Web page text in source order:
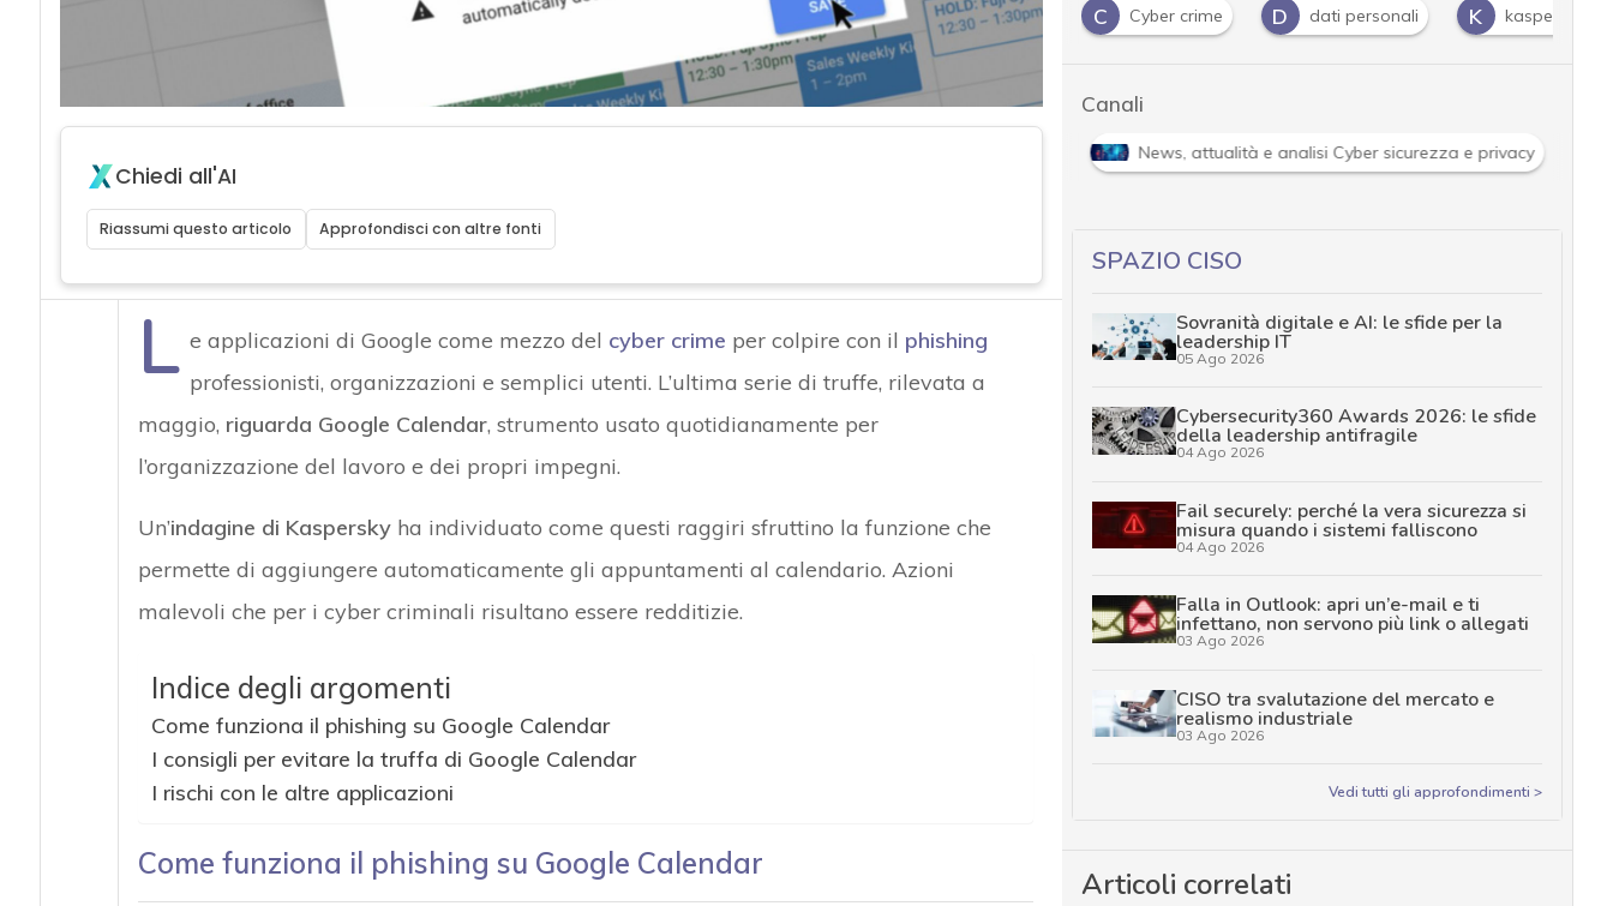
Chiedi all'AI
Riassumi questo articolo Approfondisci con altre fonti
L e applicazioni di Google come mezzo del cyber crime per colpire con il phishing
professionisti, organizzazioni e semplici utenti. L’ultima serie di truffe, rilevata a
maggio, riguarda Google Calendar, strumento usato quotidianamente per
l’organizzazione del lavoro e dei propri impegni.
Un’indagine di Kasperskyha individuato come questi raggiri sfruttino la funzione che
permette di aggiungere automaticamente gli appuntamenti al calendario. Azioni
malevoli che per i cyber criminali risultano essere redditizie.
Indice degli argomenti
Come funziona il phishing su Google Calendar
I consigli per evitare la truffa di Google Calendar
I rischi con le altre applicazioni
Come funziona il phishing su Google Calendar
A
Applicazioni C Cyber crime D dati personali K kaspersky
Canali
News, attualità e analisi Cyber sicurezza e privacy
SPAZIO CISO
Sovranità digitale e AI: le sfide per la
leadership IT
05 Ago 2026
Cybersecurity360 Awards 2026: le sfide
della leadership antifragile
04 Ago 2026
Fail securely: perché la vera sicurezza si
misura quando i sistemi falliscono
04 Ago 2026
Falla in Outlook: apri un’e-mail e ti
infettano, non servono più link o allegati
03 Ago 2026
CISO tra svalutazione del mercato e
realismo industriale
03 Ago 2026
Vedi tutti gli approfondimenti >
Articoli correlati